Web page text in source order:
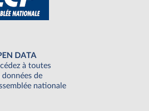
DATA
à toutes
données de
nationale